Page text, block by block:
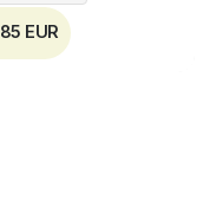
,85 EUR